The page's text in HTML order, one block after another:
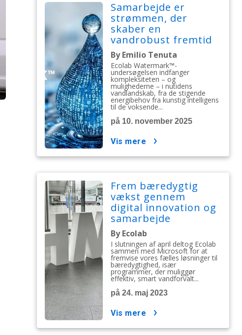
Samarbejde er
strømmen, der
skaber en
vandrobust fremtid
By Emilio Tenuta
Ecolab Watermark™-
undersøgelsen indfanger
kompleksiteten – og
mulighederne – i nutidens
vandlandskab, fra de stigende
energibehov fra kunstig intelligens
til de voksende...
på 10. november 2025
vis mere
Frem bæredygtig
vækst gennem
digital innovation og
samarbejde
By Ecolab
I slutningen af april deltog Ecolab
sammen med Microsoft for at
fremvise vores fælles løsninger til
bæredygtighed, især
programmer, der muliggør
effektiv, smart vandforvalt...
på 24. maj 2023
vis mere